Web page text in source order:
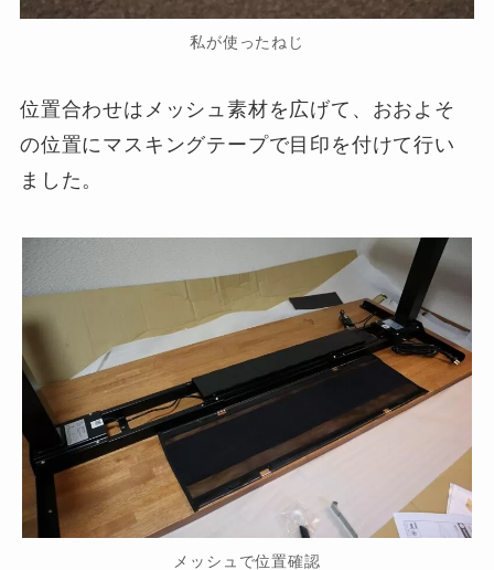
私が使ったねじ
位置合わせはメッシュ素材を広げて、おおよそ
の位置にマスキングテープで目印を付けて行い
ました。
メッシュで位置確認